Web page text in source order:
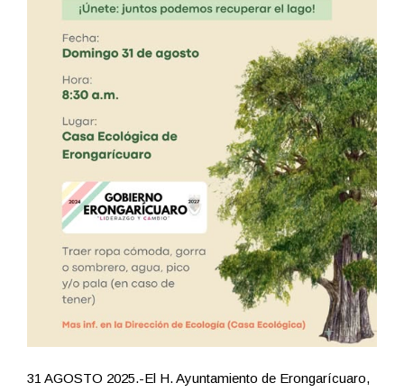
31 AGOSTO 2025.-El H. Ayuntamiento de Erongarícuaro,